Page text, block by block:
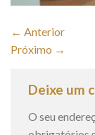
← Anterior
Próximo →
Deixe um
O seu